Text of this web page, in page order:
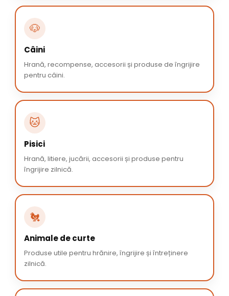
🐶
Câini
Hrană, recompense, accesorii și produse de îngrijire
pentru câini.
🐱
Pisici
Hrană, litiere, jucării, accesorii și produse pentru
îngrijire zilnică.
🐔
Animale de curte
Produse utile pentru hrănire, îngrijire și întreținere
zilnică.